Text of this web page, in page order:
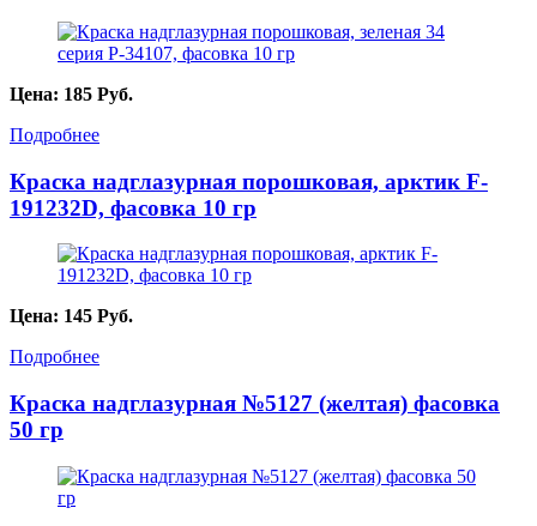
Цена: 185 Руб.
Подробнее
Краска надглазурная порошковая, арктик F-
191232D, фасовка 10 гр
Цена: 145 Руб.
Подробнее
Краска надглазурная №5127 (желтая) фасовка
50 гр